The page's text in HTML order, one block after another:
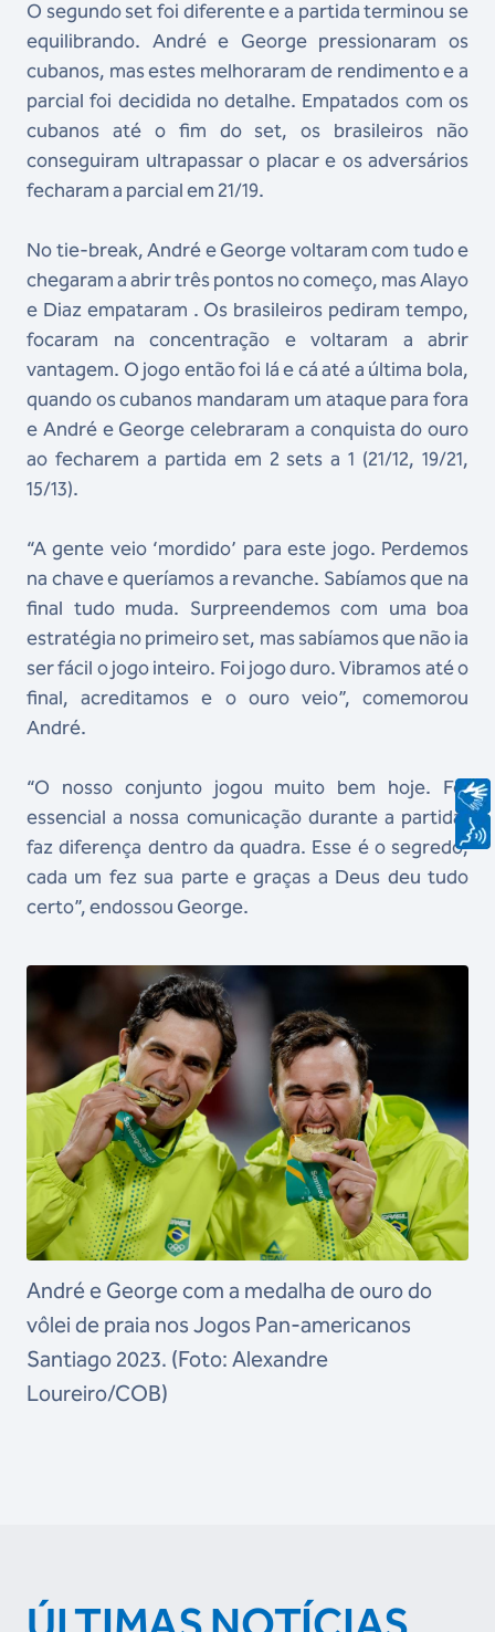
O segundo set foi diferente e a partida terminou se
equilibrando. André e George pressionaram os
cubanos, mas estes melhoraram de rendimento e a
parcial foi decidida no detalhe. Empatados com os
cubanos até o fim do set, os brasileiros não
conseguiram ultrapassar o placar e os adversários
fecharam a parcial em 21/19.
No tie-break, André e George voltaram com tudo e
chegaram a abrir três pontos no começo, mas Alayo
e Diaz empataram . Os brasileiros pediram tempo,
focaram na concentração e voltaram a abrir
vantagem. O jogo então foi lá e cá até a última bola,
quando os cubanos mandaram um ataque para fora
e André e George celebraram a conquista do ouro
ao fecharem a partida em 2 sets a 1 (21/12, 19/21,
15/13).
“A gente veio ‘mordido’ para este jogo. Perdemos
na chave e queríamos a revanche. Sabíamos que na
final tudo muda. Surpreendemos com uma boa
estratégia no primeiro set, mas sabíamos que não ia
ser fácil o jogo inteiro. Foi jogo duro. Vibramos até o
final, acreditamos e o ouro veio”, comemorou
André.
“O nosso conjunto jogou muito bem hoje. Foi
essencial a nossa comunicação durante a partida,
faz diferença dentro da quadra. Esse é o segredo,
cada um fez sua parte e graças a Deus deu tudo
certo”, endossou George.
André e George com a medalha de ouro do
vôlei de praia nos Jogos Pan-americanos
Santiago 2023. (Foto: Alexandre
Loureiro/COB)